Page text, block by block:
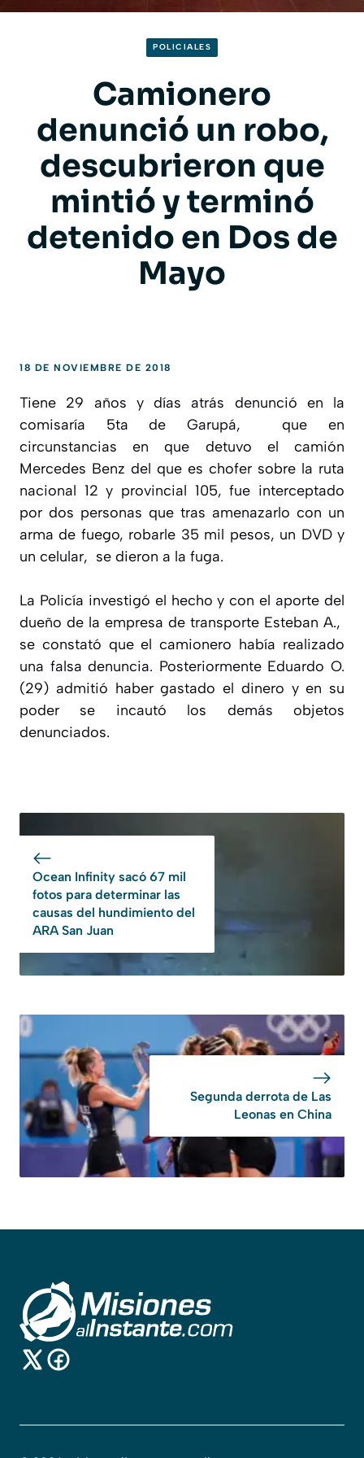
POLICIALES
Camionero
denunció un robo,
descubrieron que
mintió y terminó
detenido en Dos de
Mayo
18 DE NOVIEMBRE DE 2018
Tiene 29 años y días atrás denunció en la
comisaría 5ta de Garupá, que en
circunstancias en que detuvo el camión
Mercedes Benz del que es chofer sobre la ruta
nacional 12 y provincial 105, fue interceptado
por dos personas que tras amenazarlo con un
arma de fuego, robarle 35 mil pesos, un DVD y
un celular, se dieron a la fuga.
La Policía investigó el hecho y con el aporte del
dueño de la empresa de transporte Esteban A.,
se constató que el camionero había realizado
una falsa denuncia. Posteriormente Eduardo O.
(29) admitió haber gastado el dinero y en su
poder se incautó los demás objetos
denunciados.
Ocean Infinity sacó 67 mil
fotos para determinar las
causas del hundimiento del
ARA San Juan
Segunda derrota de Las
Leonas en China